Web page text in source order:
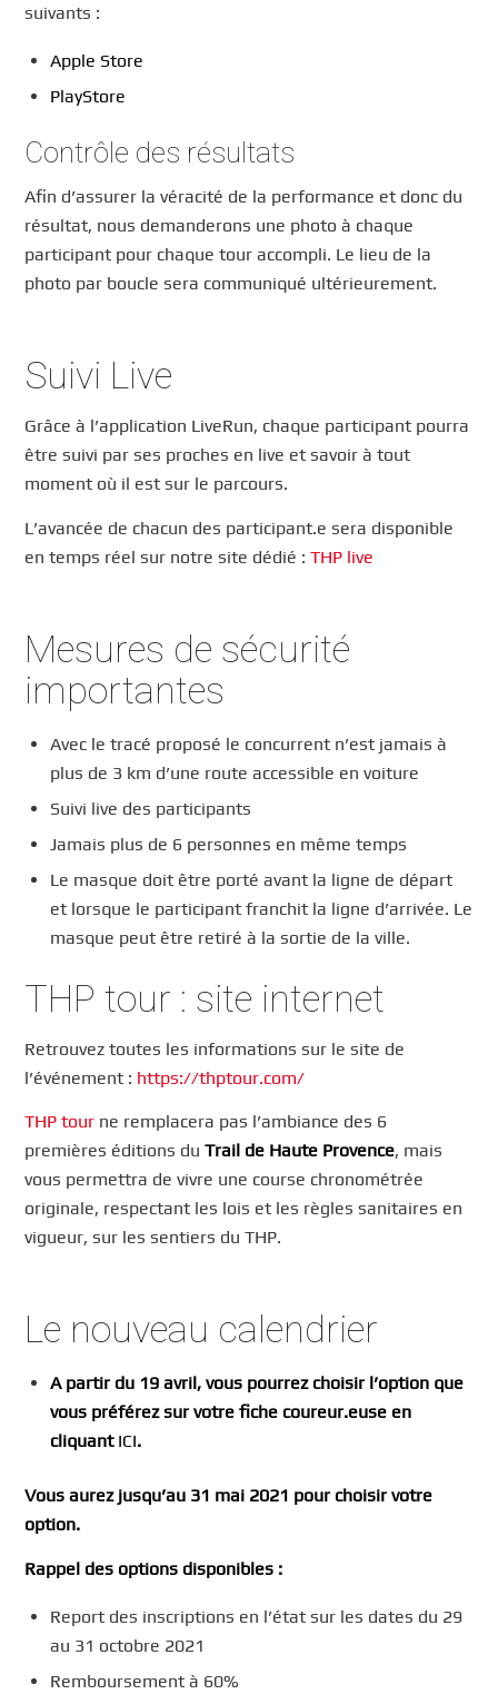
suivants :
Apple Store
PlayStore
Contrôle des résultats
Afin d’assurer la véracité de la performance et donc du
résultat, nous demanderons une photo à chaque
participant pour chaque tour accompli. Le lieu de la
photo par boucle sera communiqué ultérieurement.
Suivi Live
Grâce à l’application LiveRun, chaque participant pourra
être suivi par ses proches en live et savoir à tout
moment où il est sur le parcours.
L’avancée de chacun des participant.e sera disponible
en temps réel sur notre site dédié :THP live
Mesures de sécurité
importantes
Avec le tracé proposé le concurrent n’est jamais à
plus de 3 km d’une route accessible en voiture
Suivi live des participants
Jamais plus de 6 personnes en même temps
Le masque doit être porté avant la ligne de départ
et lorsque le participant franchit la ligne d’arrivée. Le
masque peut être retiré à la sortie de la ville.
THP tour : site internet
Retrouvez toutes les informations sur le site de
l’événement : https://thptour.com/
THP tour ne remplacera pas l’ambiance des 6
premières éditions duTrail de Haute Provence, mais
vous permettra de vivre une course chronométrée
originale, respectant les lois et les règles sanitaires en
vigueur, sur les sentiers du THP.
Le nouveau calendrier
A partir du 19 avril, vous pourrez choisir l’option que
vous préférez sur votre fiche coureur.euse en
cliquant ICI.
Vous aurez jusqu’au 31 mai 2021 pour choisir votre
option.
Rappel des options disponibles :
Report des inscriptions en l’état sur les dates du 29
au 31 octobre 2021
Remboursement à 60%